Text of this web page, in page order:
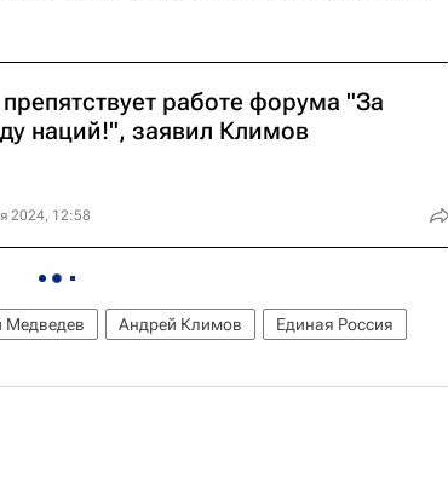
работе форума "За
наций!", заявил Климов
2024, 12:58
Медведев Андрей Климов
Единая Россия